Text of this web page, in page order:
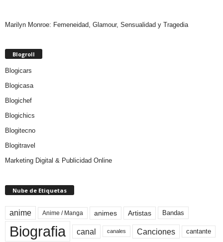
Marilyn Monroe: Femeneidad, Glamour, Sensualidad y Tragedia
Blogroll
Blogicars
Blogicasa
Blogichef
Blogichics
Blogitecno
Blogitravel
Marketing Digital & Publicidad Online
Nube de Etiquetas
anime Anime / Manga animes Artistas Bandas
Biografia canal canales Canciones cantante